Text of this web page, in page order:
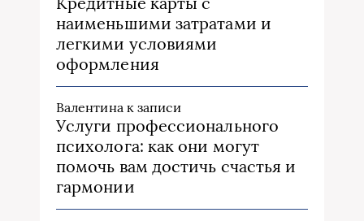
наименьшими затратами и
легкими условиями
оформления
Валентинак записи
Услуги профессионального
психолога: как они могут
помочь вам достичь счастья и
гармонии